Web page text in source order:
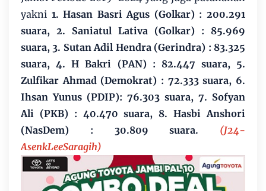
yakni 1. Hasan Basri Agus (Golkar) : 200.291
suara, 2. Saniatul Lativa (Golkar) : 85.969
suara, 3. Sutan Adil Hendra (Gerindra) : 83.325
suara, 4. H Bakri (PAN) : 82.447 suara, 5.
Zulfikar Ahmad (Demokrat) : 72.333 suara, 6.
Ihsan Yunus (PDIP): 76.303 suara, 7. Sofyan
Ali (PKB) : 40.470 suara, 8. Hasbi Anshori
(NasDem) : 30.809 suara.
(J24-
AsenkLeeSaragih)